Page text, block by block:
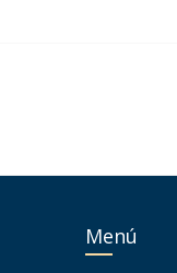
Menú